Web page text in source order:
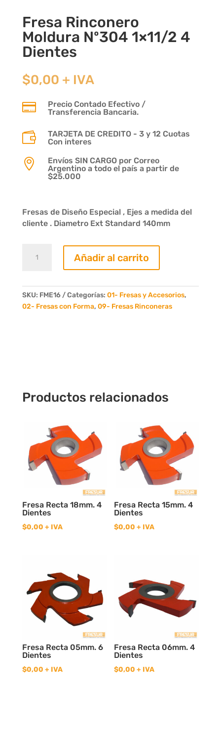
Fresa Rinconero
Moldura Nº304 1×11/2 4
Dientes
$0,00 + IVA

Precio Contado Efectivo /
Transferencia Bancaria.

TARJETA DE CREDITO - 3 y 12 Cuotas
Con interes

Envíos SIN CARGO por Correo
Argentino a todo el país a partir de
$25.000
Fresas de Diseño Especial , Ejes a medida del
cliente . Diametro Ext Standard 140mm
Rinconero
1x11/2
4
Añadir al carrito
SKU: FME16 Categorías: 01- Fresas y Accesorios,
02- Fresas con Forma, 09- Fresas Rinconeras
Productos relacionados
Fresa Recta 18mm. 4
Dientes
$0,00 + IVA
Fresa Recta 15mm. 4
Dientes
$0,00 + IVA
Fresa Recta 05mm. 6
Dientes
$0,00 + IVA
Fresa Recta 06mm. 4
Dientes
$0,00 + IVA